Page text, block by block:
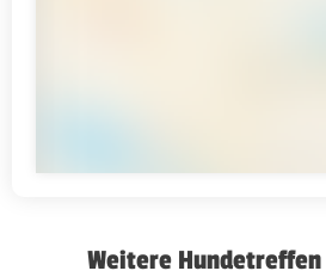
Weitere Hundetreffen